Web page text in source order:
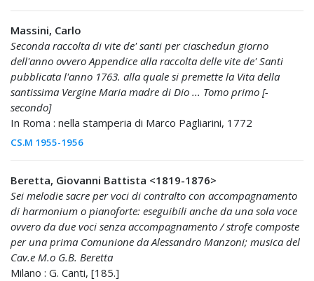
Massini, Carlo
Seconda raccolta di vite de' santi per ciaschedun giorno
dell'anno ovvero Appendice alla raccolta delle vite de' Santi
pubblicata l'anno 1763. alla quale si premette la Vita della
santissima Vergine Maria madre di Dio ... Tomo primo [-
secondo]
In Roma : nella stamperia di Marco Pagliarini, 1772
CS.M 1955-1956
Beretta, Giovanni Battista <1819-1876>
Sei melodie sacre per voci di contralto con accompagnamento
di harmonium o pianoforte: eseguibili anche da una sola voce
ovvero da due voci senza accompagnamento / strofe composte
per una prima Comunione da Alessandro Manzoni; musica del
Cav.e M.o G.B. Beretta
Milano : G. Canti, [185.]